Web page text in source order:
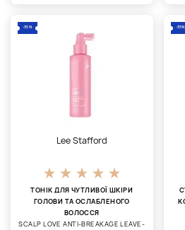
-35%
Lee Stafford
ТОНІК ДЛЯ ЧУТЛИВОЇ ​​ШКІРИ
ГОЛОВИ ТА ОСЛАБЛЕНОГО
ВОЛОССЯ
SCALP LOVE ANTI-BREAKAGE LEAVE-
-35%